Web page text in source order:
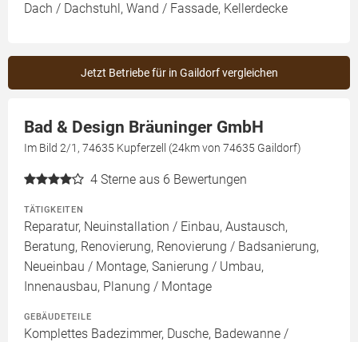
Dach / Dachstuhl, Wand / Fassade, Kellerdecke
Jetzt Betriebe für in Gaildorf vergleichen
Bad & Design Bräuninger GmbH
Im Bild 2/1, 74635 Kupferzell (24km von 74635 Gaildorf)
4 Sterne aus 6 Bewertungen
TÄTIGKEITEN
Reparatur, Neuinstallation / Einbau, Austausch,
Beratung, Renovierung, Renovierung / Badsanierung,
Neueinbau / Montage, Sanierung / Umbau,
Innenausbau, Planung / Montage
GEBÄUDETEILE
Komplettes Badezimmer, Dusche, Badewanne /